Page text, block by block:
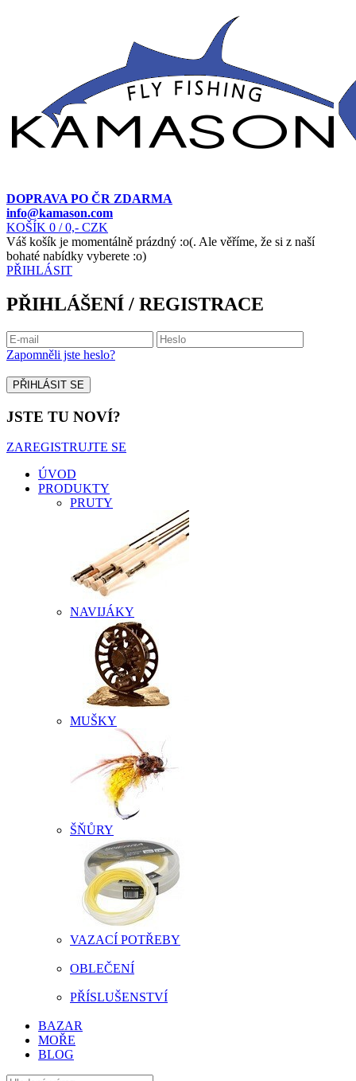
DOPRAVA PO ČR ZDARMA
info@kamason.com
KOŠÍK 0 / 0,- CZK
Váš košík je momentálně prázdný :o(. Ale věříme, že si z naší
bohaté nabídky vyberete :o)
PŘIHLÁSIT
PŘIHLÁŠENÍ / REGISTRACE
Zapomněli jste heslo?
JSTE TU NOVÍ?
ZAREGISTRUJTE SE
ÚVOD
PRODUKTY
PRUTY
NAVIJÁKY
MUŠKY
ŠŇŮRY
VAZACÍ POTŘEBY
OBLEČENÍ
PŘÍSLUŠENSTVÍ
BAZAR
MOŘE
BLOG